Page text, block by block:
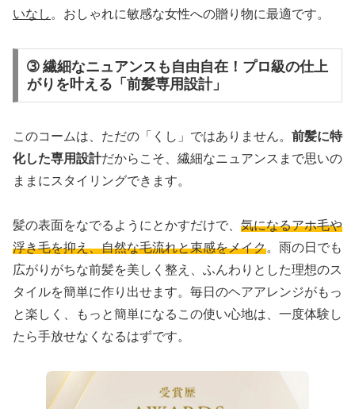
いなし 。おしゃれに敏感な女性への贈り物に最適です。
➂ 繊細なニュアンスも自由自在！プロ級の仕上
がりを叶える「前髪専用設計」
このコームは、ただの「くし」ではありません。 前髪に特
化した専用設計だからこそ、繊細なニュアンスまで思いの
ままにスタイリングできます。
髪の表面をなでるようにとかすだけで、 気になるアホ毛や
浮き毛を抑え、自然な毛流れと束感をメイク。雨の日でも
広がりがちな前髪を美しく整え、ふんわりとした理想のス
タイルを簡単に作り出せます。毎日のヘアアレンジがもっ
と楽しく、もっと簡単になるこの使い心地は、一度体験し
たら手放せなくなるはずです。